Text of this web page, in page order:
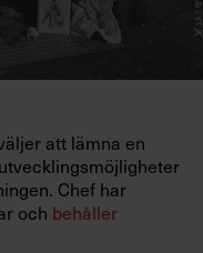
att lämna en
Chef har
och behåller